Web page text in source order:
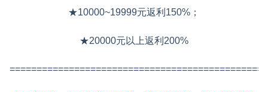
★10000~19999元返利150%；
★20000元以上返利200%